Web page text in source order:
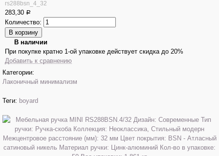
rs288bsn_4_32
283,30 Р
Количество:
В наличии
При покупке кратно 1-ой упаковке действует скидка до 20%
Добавить к сравнению
Категории:
Лаконичный минимализм
Теги: boyard